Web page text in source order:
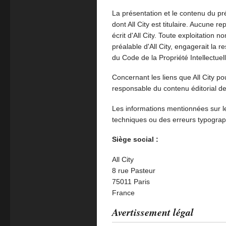
La présentation et le contenu du
dont All City est titulaire. Aucune
écrit d'All City. Toute exploitation
préalable d'All City, engagerait la
du Code de la Propriété
Concernant les liens que All City
responsable du contenu éditorial
Les informations mentionnées sur
techniques ou des erreurs
Siège social :
All City
8 rue Pasteur
75011 Paris
France
Avertissement légal